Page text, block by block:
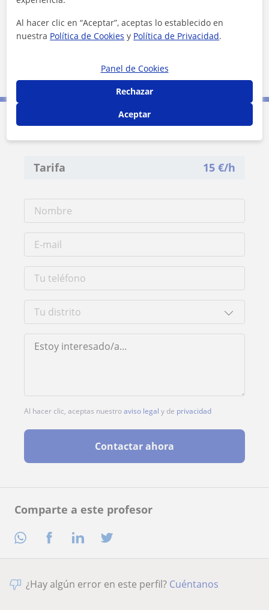
Comparte a este profesor
Tarifa 15 €/h
Al hacer clic, aceptas nuestroaviso legal y de privacidad
Contactar ahora
¿Hay algún error en este perfil? Cuéntanos
Al hacer clic en “Aceptar”, aceptas lo establecido en
nuestra Política de Cookies y Política de Privacidad.
Panel de Cookies
Rechazar
Aceptar